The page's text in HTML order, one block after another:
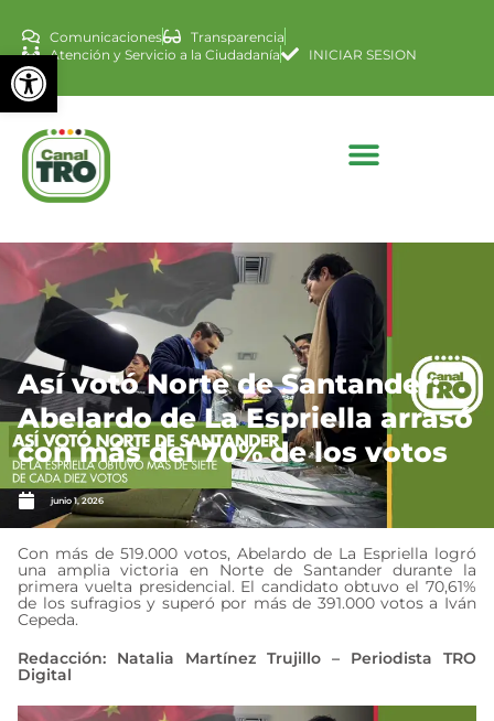
Abrir barra de
Comunicaciones
Transparencia
Atención y Servicio a la Ciudadanía
INICIAR SESION
Así votó Norte de Santander:
Abelardo de La Espriella arrasó
con más del 70% de los votos
junio 1, 2026
Con más de 519.000 votos, Abelardo de La Espriella logró
una amplia victoria en Norte de Santander durante la
primera vuelta presidencial. El candidato obtuvo el 70,61%
de los sufragios y superó por más de 391.000 votos a Iván
Cepeda.
Redacción: Natalia Martínez Trujillo – Periodista TRO
Digital